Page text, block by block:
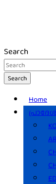
Search
Search
Home